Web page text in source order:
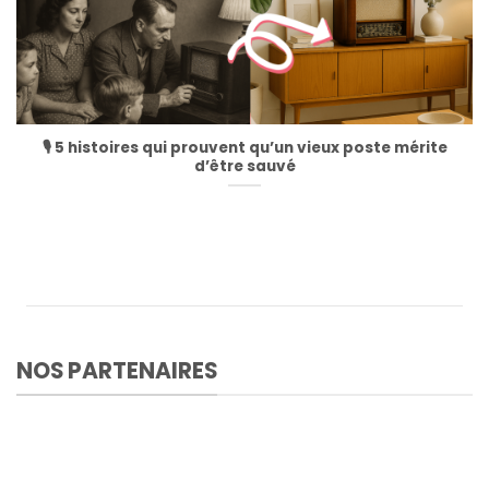
🎙️ 5 histoires qui prouvent qu’un vieux poste mérite
d’être sauvé
NOS PARTENAIRES